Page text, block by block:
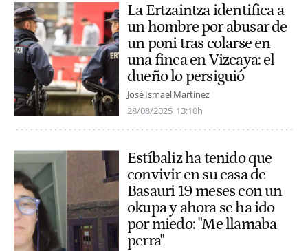
La Ertzaintza identifica a
un hombre por abusar de
un poni tras colarse en
una finca en Vizcaya: el
dueño lo persiguió
José Ismael Martínez
28/08/2025 13:10h
Estíbaliz ha tenido que
convivir en su casa de
Basauri 19 meses con un
okupa y ahora se ha ido
por miedo: "Me llamaba
perra"